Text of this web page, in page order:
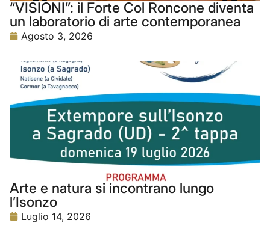
“VISIONI”: il Forte Col Roncone diventa
un laboratorio di arte contemporanea
Agosto 3, 2026
Arte e natura si incontrano lungo
l’Isonzo
Luglio 14, 2026